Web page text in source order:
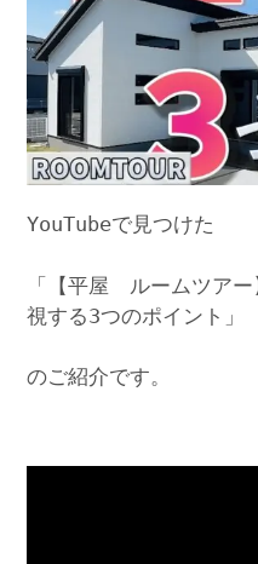
YouTubeで見つけた
「【平屋 ルームツア
視する3つのポイント」
のご紹介です。